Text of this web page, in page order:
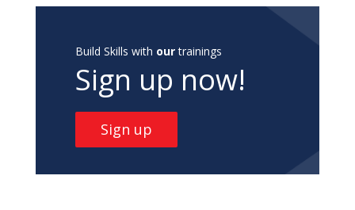
Build Skills with ourtrainings
Sign up now!
Sign up